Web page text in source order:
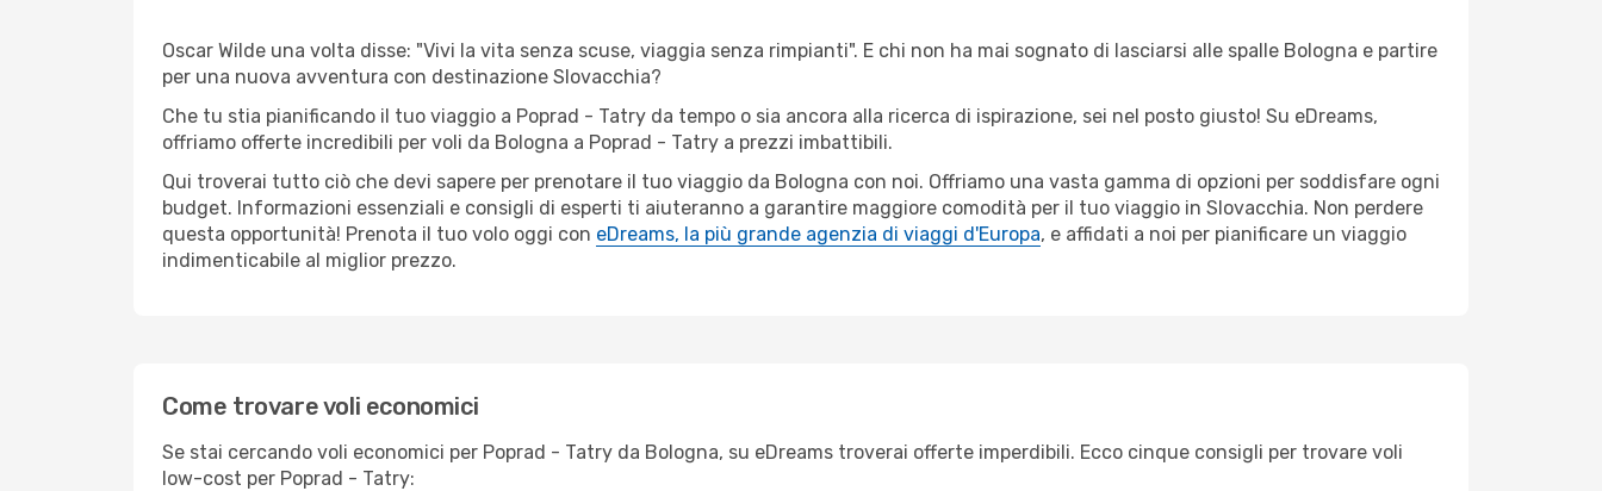
Oscar Wilde una volta disse: "Vivi la vita senza scuse, viaggia senza rimpianti". E chi non ha mai sognato di lasciarsi alle spalle Bologna e partire
per una nuova avventura con destinazione Slovacchia?
Che tu stia pianificando il tuo viaggio a Poprad - Tatry da tempo o sia ancora alla ricerca di ispirazione, sei nel posto giusto! Su eDreams,
offriamo offerte incredibili per voli da Bologna a Poprad - Tatry a prezzi imbattibili.
Qui troverai tutto ciò che devi sapere per prenotare il tuo viaggio da Bologna con noi. Offriamo una vasta gamma di opzioni per soddisfare ogni
budget. Informazioni essenziali e consigli di esperti ti aiuteranno a garantire maggiore comodità per il tuo viaggio in Slovacchia. Non perdere
questa opportunità! Prenota il tuo volo oggi con eDreams, la più grande agenzia di viaggi d'Europa, e affidati a noi per pianificare un viaggio
indimenticabile al miglior prezzo.
Come trovare voli economici
Se stai cercando voli economici per Poprad - Tatry da Bologna, su eDreams troverai offerte imperdibili. Ecco cinque consigli per trovare voli
low-cost per Poprad - Tatry: